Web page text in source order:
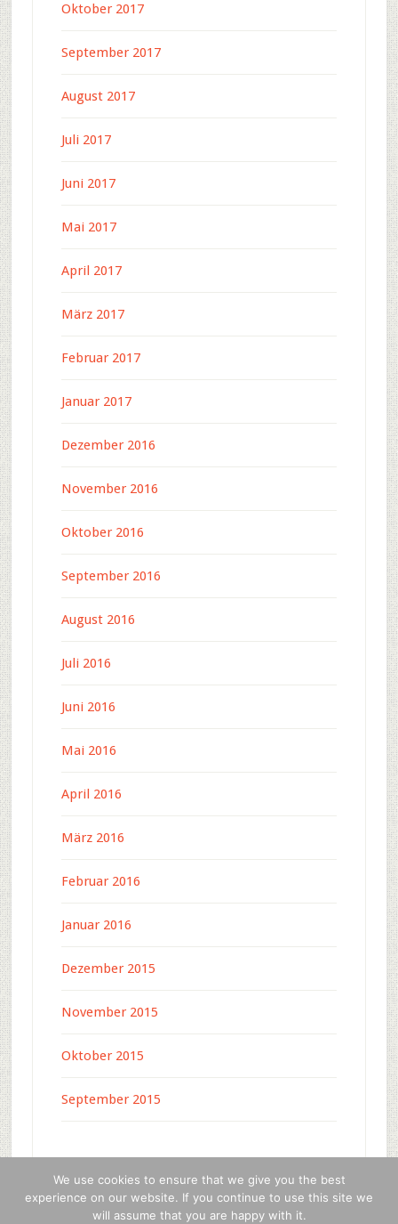
Oktober 2017
September 2017
August 2017
Juli 2017
Juni 2017
Mai 2017
April 2017
März 2017
Februar 2017
Januar 2017
Dezember 2016
November 2016
Oktober 2016
September 2016
August 2016
Juli 2016
Juni 2016
Mai 2016
April 2016
März 2016
Februar 2016
Januar 2016
Dezember 2015
November 2015
Oktober 2015
September 2015
Copyright © 2026 · c-4-u press media · WordPress
We use cookies to ensure that we give you the best
experience on our website. If you continue to use this site we
will assume that you are happy with it.